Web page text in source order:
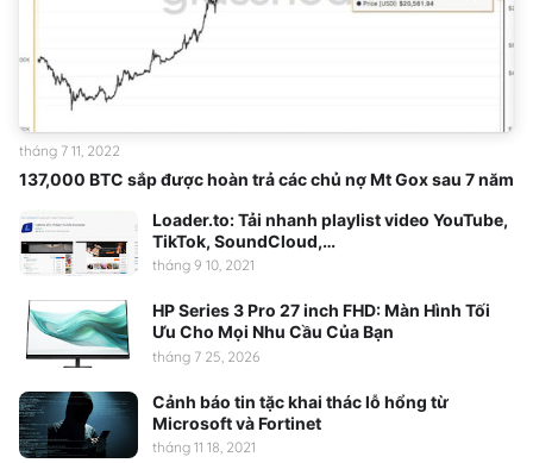
137,000 BTC sắp được hoàn trả các chủ nợ Mt Gox sau 7 năm
tháng 7 11, 2022
Loader.to: Tải nhanh playlist video YouTube,
TikTok, SoundCloud,…
tháng 9 10, 2021
HP Series 3 Pro 27 inch FHD: Màn Hình Tối
Ưu Cho Mọi Nhu Cầu Của Bạn
tháng 7 25, 2026
Cảnh báo tin tặc khai thác lỗ hổng từ
Microsoft và Fortinet
tháng 11 18, 2021